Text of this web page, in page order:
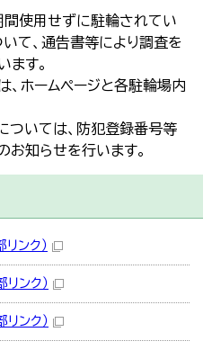
使用せずに駐輪されてい
いて、通告書等により調査を
ます。
、ホームページと各駐輪場内
ついては、防犯登録番号等
お知らせを行います。
リンク）
リンク）
リンク）